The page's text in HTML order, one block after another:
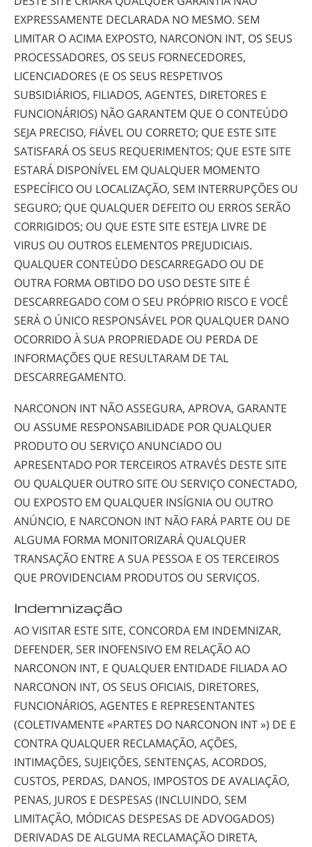
EXPRESSAMENTE DECLARADA NO MESMO. SEM
LIMITAR O ACIMA EXPOSTO, NARCONON INT, OS SEUS
PROCESSADORES, OS SEUS FORNECEDORES,
LICENCIADORES (E OS SEUS RESPETIVOS
SUBSIDIÁRIOS, FILIADOS, AGENTES, DIRETORES E
FUNCIONÁRIOS) NÃO GARANTEM QUE O CONTEÚDO
SEJA PRECISO, FIÁVEL OU CORRETO; QUE ESTE SITE
SATISFARÁ OS SEUS REQUERIMENTOS; QUE ESTE SITE
ESTARÁ DISPONÍVEL EM QUALQUER MOMENTO
ESPECÍFICO OU LOCALIZAÇÃO, SEM INTERRUPÇÕES OU
SEGURO; QUE QUALQUER DEFEITO OU ERROS SERÃO
CORRIGIDOS; OU QUE ESTE SITE ESTEJA LIVRE DE
VIRUS OU OUTROS ELEMENTOS PREJUDICIAIS.
QUALQUER CONTEÚDO DESCARREGADO OU DE
OUTRA FORMA OBTIDO DO USO DESTE SITE É
DESCARREGADO COM O SEU PRÓPRIO RISCO E VOCÊ
SERÁ O ÚNICO RESPONSÁVEL POR QUALQUER DANO
OCORRIDO À SUA PROPRIEDADE OU PERDA DE
INFORMAÇÕES QUE RESULTARAM DE TAL
DESCARREGAMENTO.
NARCONON INT NÃO ASSEGURA, APROVA, GARANTE
OU ASSUME RESPONSABILIDADE POR QUALQUER
PRODUTO OU SERVIÇO ANUNCIADO OU
APRESENTADO POR TERCEIROS ATRAVÉS DESTE SITE
OU QUALQUER OUTRO SITE OU SERVIÇO CONECTADO,
OU EXPOSTO EM QUALQUER INSÍGNIA OU OUTRO
ANÚNCIO, E NARCONON INT NÃO FARÁ PARTE OU DE
ALGUMA FORMA MONITORIZARÁ QUALQUER
TRANSAÇÃO ENTRE A SUA PESSOA E OS TERCEIROS
QUE PROVIDENCIAM PRODUTOS OU SERVIÇOS.
Indemnização
AO VISITAR ESTE SITE, CONCORDA EM INDEMNIZAR,
DEFENDER, SER INOFENSIVO EM RELAÇÃO AO
NARCONON INT, E QUALQUER ENTIDADE FILIADA AO
NARCONON INT, OS SEUS OFICIAIS, DIRETORES,
FUNCIONÁRIOS, AGENTES E REPRESENTANTES
(COLETIVAMENTE «PARTES DO NARCONON INT ») DE E
CONTRA QUALQUER RECLAMAÇÃO, AÇÕES,
INTIMAÇÕES, SUJEIÇÕES, SENTENÇAS, ACORDOS,
CUSTOS, PERDAS, DANOS, IMPOSTOS DE AVALIAÇÃO,
PENAS, JUROS E DESPESAS (INCLUINDO, SEM
LIMITAÇÃO, MÓDICAS DESPESAS DE ADVOGADOS)
DERIVADAS DE ALGUMA RECLAMAÇÃO DIRETA,